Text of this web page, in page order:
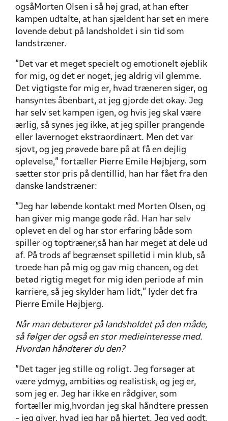
ogsåMorten Olsen i så høj grad, at han efter
kampen udtalte, at han sjældent har set en mere
lovende debut på landsholdet i sin tid som
landstræner.
”Det var et meget specielt og emotionelt øjeblik
for mig, og det er noget, jeg aldrig vil glemme.
Det vigtigste for mig er, hvad træneren siger, og
hansyntes åbenbart, at jeg gjorde det okay. Jeg
har selv set kampen igen, og hvis jeg skal være
ærlig, så synes jeg ikke, at jeg spiller prangende
eller lavernoget ekstraordinært. Men det var
sjovt, og jeg prøvede bare på at få en dejlig
oplevelse,” fortæller Pierre Emile Højbjerg, som
sætter stor pris på dentillid, han har fået fra den
danske landstræner:
”Jeg har løbende kontakt med Morten Olsen, og
han giver mig mange gode råd. Han har selv
oplevet en del og har stor erfaring både som
spiller og toptræner,så han har meget at dele ud
af. På trods af begrænset spilletid i min klub, så
troede han på mig og gav mig chancen, og det
betød rigtig meget for mig iden periode af min
karriere, så jeg skylder ham lidt,” lyder det fra
Pierre Emile Højbjerg.
Når man debuterer på landsholdet på den måde,
så følger der også en stor medieinteresse med.
Hvordan håndterer du den?
”Det tager jeg stille og roligt. Jeg forsøger at
være ydmyg, ambitiøs og realistisk, og jeg er,
som jeg er. Jeg har ikke en rådgiver, som
fortæller mig,hvordan jeg skal håndtere pressen
- jeg giver, hvad jeg har på hjertet. Jeg ved godt,